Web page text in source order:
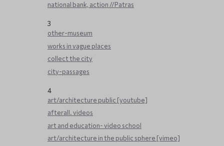
national bank, action //Patras
3
other-museum
works in vague places
collect the city
city-passages
4
art/architecture public [youtube]
afterall. videos
art and education- video school
art/architecture in the public sphere [vimeo]